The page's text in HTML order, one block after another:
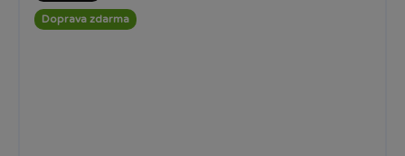
Doprava zdarma